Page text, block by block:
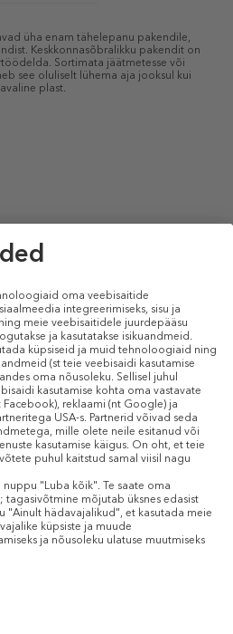
üha enam tähelepanu pakendile,
Keskkonnasõbralikku pakendit on
Sortimata jäätmetesse või
see oluliselt lühema aja jooksul kui
plast.